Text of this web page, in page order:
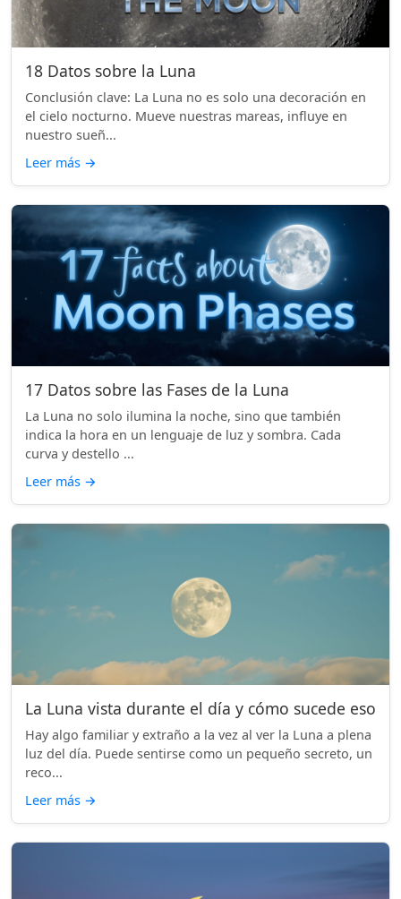
18 Datos sobre la Luna
Conclusión clave: La Luna no es solo una decoración en
el cielo nocturno. Mueve nuestras mareas, influye en
nuestro sueñ...
Leer más →
17 Datos sobre las Fases de la Luna
La Luna no solo ilumina la noche, sino que también
indica la hora en un lenguaje de luz y sombra. Cada
curva y destello ...
Leer más →
La Luna vista durante el día y cómo sucede eso
Hay algo familiar y extraño a la vez al ver la Luna a plena
luz del día. Puede sentirse como un pequeño secreto, un
reco...
Leer más →